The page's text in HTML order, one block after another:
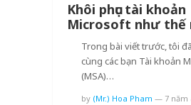
Khôi phục tài khoản
Microsoft như thế
Trong bài viết trước, tôi
cùng các bạn Tài khoản
(MSA)…
by (Mr.) Hoa Pham — 7 năm